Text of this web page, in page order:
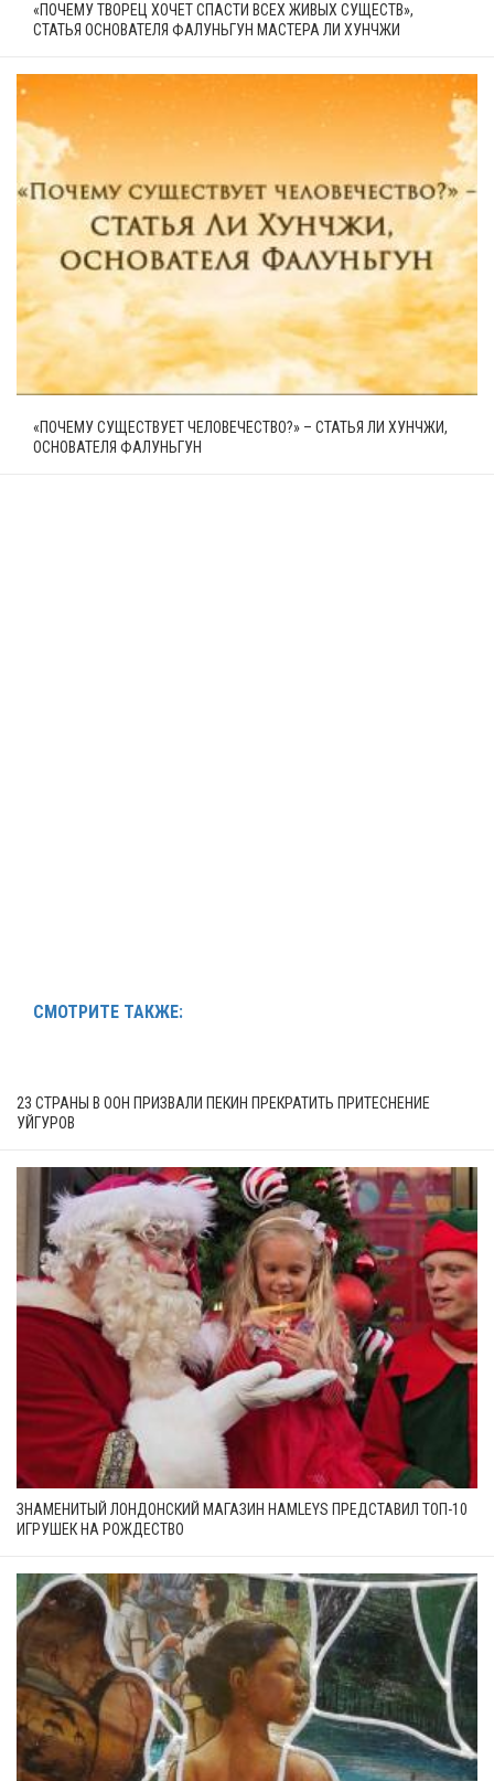
«ПОЧЕМУ ТВОРЕЦ ХОЧЕТ СПАСТИ ВСЕХ ЖИВЫХ СУЩЕСТВ»,
СТАТЬЯ ОСНОВАТЕЛЯ ФАЛУНЬГУН МАСТЕРА ЛИ ХУНЧЖИ
«ПОЧЕМУ СУЩЕСТВУЕТ ЧЕЛОВЕЧЕСТВО?» – СТАТЬЯ ЛИ ХУНЧЖИ,
ОСНОВАТЕЛЯ ФАЛУНЬГУН
СМОТРИТЕ ТАКЖЕ:
23 СТРАНЫ В ООН ПРИЗВАЛИ ПЕКИН ПРЕКРАТИТЬ ПРИТЕСНЕНИЕ
УЙГУРОВ
ЗНАМЕНИТЫЙ ЛОНДОНСКИЙ МАГАЗИН HAMLEYS ПРЕДСТАВИЛ ТОП-10
ИГРУШЕК НА РОЖДЕСТВО